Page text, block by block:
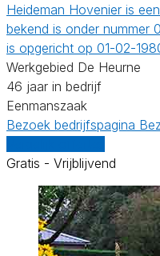
Heideman Hovenier is
bekend is onder nummer
is opgericht op 01-02-
Werkgebied De Heurne
46 jaar in bedrijf
Eenmanszaak
Bezoek bedrijfspagina
Gratis - Vrijblijvend